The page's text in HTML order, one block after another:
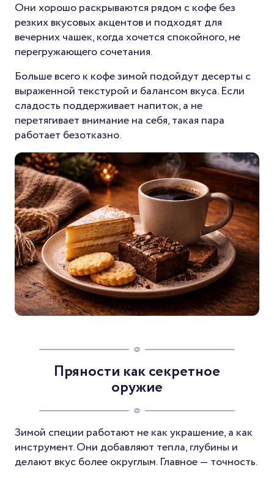
Они хорошо раскрываются рядом с кофе без
резких вкусовых акцентов и подходят для
вечерних чашек, когда хочется спокойного, не
перегружающего сочетания.
Больше всего к кофе зимой подойдут десерты с
выраженной текстурой и балансом вкуса. Если
сладость поддерживает напиток, а не
перетягивает внимание на себя, такая пара
работает безотказно.
Пряности как секретное
оружие
Зимой специи работают не как украшение, а как
инструмент. Они добавляют тепла, глубины и
делают вкус более округлым. Главное — точность.